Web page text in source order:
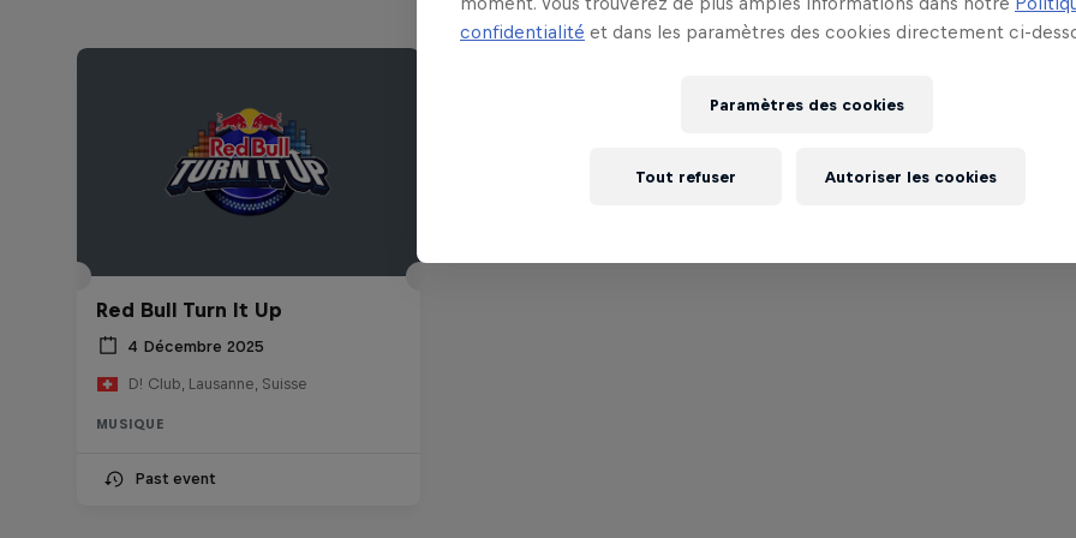
Red Bull Turn It Up
4 Décembre 2025
D! Club, Lausanne, Suisse
MUSIQUE
Past event
confidentialité et dans les paramètres des cookies directement ci-
Paramètres des cookies
Tout refuser Autoriser les cookies